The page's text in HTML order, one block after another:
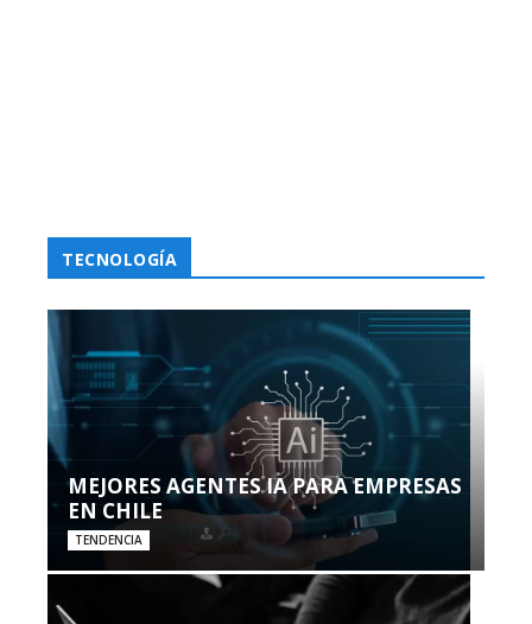
TECNOLOGÍA
MEJORES AGENTES IA PARA EMPRESAS
EN CHILE
TENDENCIA